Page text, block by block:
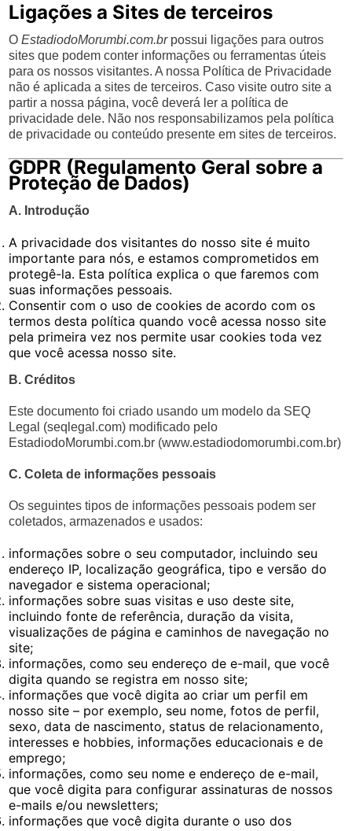
Ligações a Sites de terceiros
OEstadiodoMorumbi.com.brpossui ligações para outros
sites que podem conter informações ou ferramentas úteis
para os nossos visitantes. A nossa Política de Privacidade
não é aplicada a sites de terceiros. Caso visite outro site a
partir a nossa página, você deverá ler a política de
privacidade dele. Não nos responsabilizamos pela política
de privacidade ou conteúdo presente em sites de terceiros.
GDPR (Regulamento Geral sobre a
Proteção de Dados)
A. Introdução
A privacidade dos visitantes do nosso site é muito
importante para nós, e estamos comprometidos em
protegê-la. Esta política explica o que faremos com
suas informações pessoais.
Consentir com o uso de cookies de acordo com os
termos desta política quando você acessa nosso site
pela primeira vez nos permite usar cookies toda vez
que você acessa nosso site.
B. Créditos
Este documento foi criado usando um modelo da SEQ
Legal (seqlegal.com) modificado pelo
EstadiodoMorumbi.com.br (www.estadiodomorumbi.com.br)
C. Coleta de informações pessoais
Os seguintes tipos de informações pessoais podem ser
coletados, armazenados e usados:
informações sobre o seu computador, incluindo seu
endereço IP, localização geográfica, tipo e versão do
navegador e sistema operacional;
informações sobre suas visitas e uso deste site,
incluindo fonte de referência, duração da visita,
visualizações de página e caminhos de navegação no
site;
informações, como seu endereço de e-mail, que você
digita quando se registra em nosso site;
informações que você digita ao criar um perfil em
nosso site – por exemplo, seu nome, fotos de perfil,
sexo, data de nascimento, status de relacionamento,
interesses e hobbies, informações educacionais e de
emprego;
informações, como seu nome e endereço de e-mail,
que você digita para configurar assinaturas de nossos
e-mails e/ou newsletters;
informações que você digita durante o uso dos